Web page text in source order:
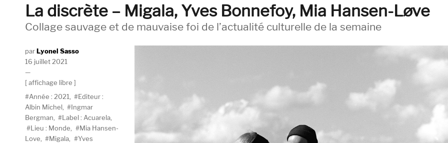
La discrète – Migala, Yves Bonnefoy, Mia Hansen-Løve
Collage sauvage et de mauvaise foi de l’actualité culturelle de la semaine
AuteurLyonel Sasso
Publié
le
16 juillet 2021
Catégories
affichage libre
Étiquettes
Année : 2021
Editeur :
Albin Michel
Ingmar
Bergman
Label : Acuarela
Lieu : Monde
Mia Hansen-
Love
Migala
Yves